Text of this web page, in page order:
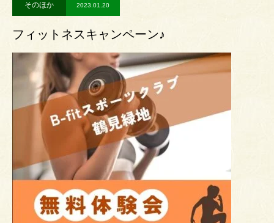
そのほか 2023.01.20
フィットネスキャンペーン♪